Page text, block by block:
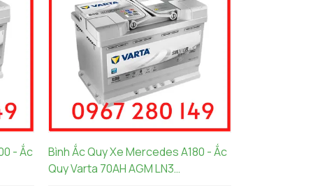
- Ắc
Bình Ắc Quy Xe Mercedes A180 - Ắc
Quy Varta 70AH AGM LN3